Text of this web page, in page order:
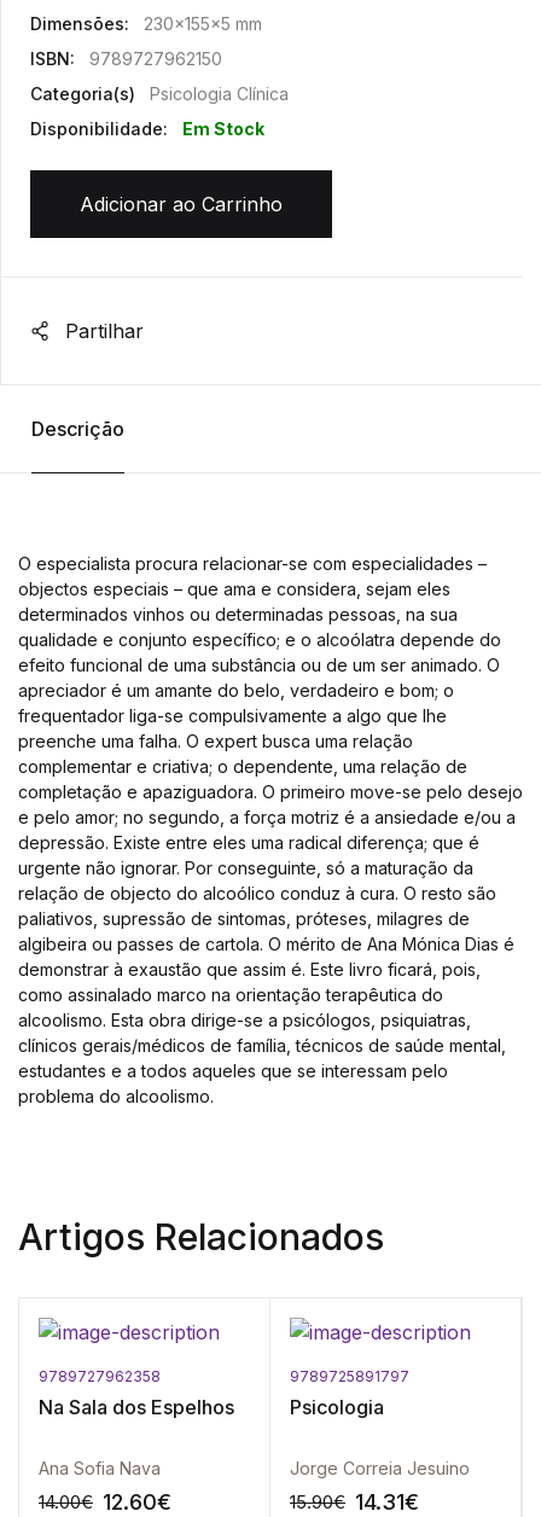
Dimensões:
230x155x5 mm
ISBN:
9789727962150
Categoria(s)
Psicologia Clínica
Disponibilidade:
Em Stock
Adicionar ao Carrinho
Partilhar
Descrição
O especialista procura relacionar-se com especialidades –
objectos especiais – que ama e considera, sejam eles
determinados vinhos ou determinadas pessoas, na sua
qualidade e conjunto específico; e o alcoólatra depende do
efeito funcional de uma substância ou de um ser animado. O
apreciador é um amante do belo, verdadeiro e bom; o
frequentador liga-se compulsivamente a algo que lhe
preenche uma falha. O expert busca uma relação
complementar e criativa; o dependente, uma relação de
completação e apaziguadora. O primeiro move-se pelo desejo
e pelo amor; no segundo, a força motriz é a ansiedade e/ou a
depressão. Existe entre eles uma radical diferença; que é
urgente não ignorar. Por conseguinte, só a maturação da
relação de objecto do alcoólico conduz à cura. O resto são
paliativos, supressão de sintomas, próteses, milagres de
algibeira ou passes de cartola. O mérito de Ana Mónica Dias é
demonstrar à exaustão que assim é. Este livro ficará, pois,
como assinalado marco na orientação terapêutica do
alcoolismo. Esta obra dirige-se a psicólogos, psiquiatras,
clínicos gerais/médicos de família, técnicos de saúde mental,
estudantes e a todos aqueles que se interessam pelo
problema do alcoolismo.
Artigos Relacionados
9789727962358
Na Sala dos Espelhos
Ana Sofia Nava
14.00€ 12.60€
9789725891797
Psicologia
Jorge Correia Jesuino
15.90€ 14.31€